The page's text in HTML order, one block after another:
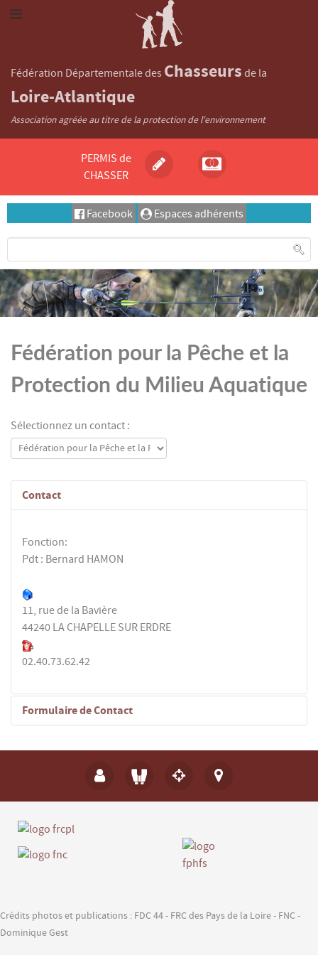
Fédération Départementale des Chasseurs de la
Loire-Atlantique
Association agréée au titre de la protection de l'environnement
PERMIS de
CHASSER
Facebook Espaces adhérents
Fédération pour la Pêche et la
Protection du Milieu Aquatique
Sélectionnez un contact :
Contact
Fonction:
Pdt : Bernard HAMON
11, rue de la Bavière
44240 LA CHAPELLE SUR ERDRE
02.40.73.62.42
Formulaire de Contact
Crédits photos et publications : FDC 44 - FRC des Pays de la Loire - FNC -
Dominique Gest